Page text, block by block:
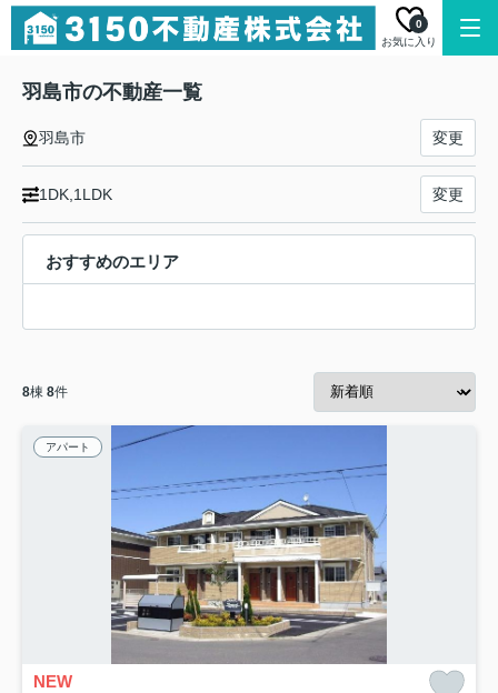
お気に入り
0
羽島市の不動産一覧
羽島市 変更
1DK,1LDK 変更
おすすめのエリア
8棟 8件
アパート
NEW